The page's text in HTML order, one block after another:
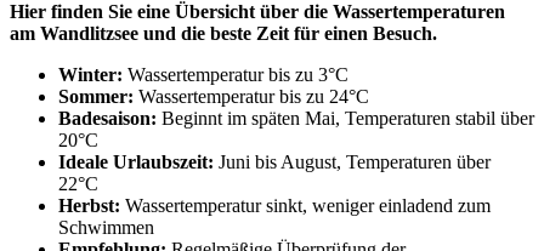
Hier finden Sie eine Übersicht über die Wassertemperaturen
am Wandlitzsee und die beste Zeit für einen Besuch.
Winter: Wassertemperatur bis zu 3°C
Sommer: Wassertemperatur bis zu 24°C
Badesaison: Beginnt im späten Mai, Temperaturen stabil über
20°C
Ideale Urlaubszeit: Juni bis August, Temperaturen über
22°C
Herbst: Wassertemperatur sinkt, weniger einladend zum
Schwimmen